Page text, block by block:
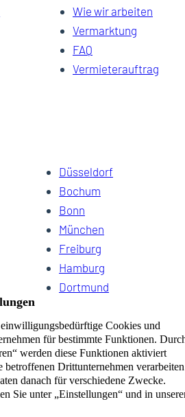
Wie wir arbeiten
Vermarktung
FAQ
Vermieterauftrag
Düsseldorf
Bochum
Bonn
München
Freiburg
Hamburg
Dortmund
Kiel
Bremen